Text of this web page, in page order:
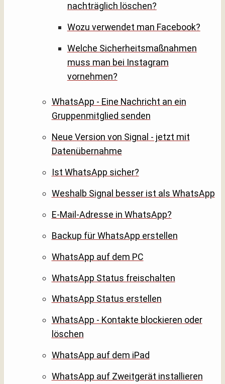
nachträglich löschen?
Wozu verwendet man Facebook?
Welche Sicherheitsmaßnahmen
muss man bei Instagram
vornehmen?
WhatsApp - Eine Nachricht an ein
Gruppenmitglied senden
Neue Version von Signal - jetzt mit
Datenübernahme
Ist WhatsApp sicher?
Weshalb Signal besser ist als WhatsApp
E-Mail-Adresse in WhatsApp?
Backup für WhatsApp erstellen
WhatsApp auf dem PC
WhatsApp Status freischalten
WhatsApp Status erstellen
WhatsApp - Kontakte blockieren oder
löschen
WhatsApp auf dem iPad
WhatsApp auf Zweitgerät installieren